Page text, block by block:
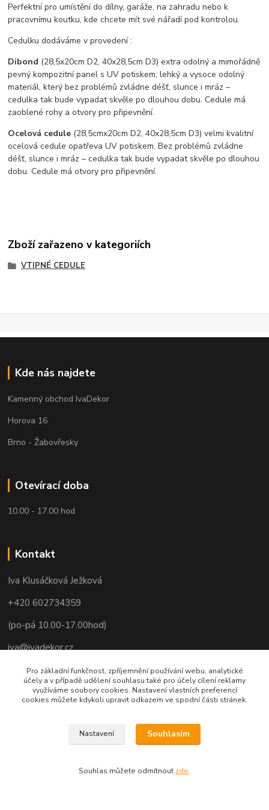
Perfektní pro umístění do dílny, garáže, na zahradu nebo k
pracovnímu koutku, kde chcete mít své nářadí pod kontrolou.
Cedulku dodáváme v provedení :
Dibond (28,5x20cm D2, 40x28,5cm D3) extra odolný a mimořádně
pevný kompozitní panel s UV potiskem, lehký a vysoce odolný
materiál, který bez problémů zvládne déšť, slunce i mráz –
cedulka tak bude vypadat skvěle po dlouhou dobu. Cedule má
zaoblené rohy a otvory pro připevnění.
Ocelová cedule (28,5cmx20cm D2, 40x28,5cm D3) velmi kvalitní
ocelová cedule opatřeva UV potiskem. Bez problémů zvládne
déšť, slunce i mráz – cedulka tak bude vypadat skvěle po dlouhou
dobu. Cedule má otvory pro připevnění.
Zboží zařazeno v kategoriích
VTIPNÉ CEDULE
Kde nás najdete
Kamenný obchod IvaDekor
Horova 16
Brno - Žabovřesky
Otevírací doba
10.00 - 17.00 hod
Kontakt
Iva Klusáčková Ježková
+420 602734359
(po-pá 10.00-17.00hod)
iva@ivadekor.cz
Pro základní funkčnost, zpříjemnění používání webu, analytické
účely a v případě udělení souhlasu také pro účely cílení reklamy
využíváme soubory cookies. Nastavení vlastních preferencí
cookies můžete kdykoli upravit odkazem ve spodní části stránek.
Nastavení Souhlasím
Souhlas můžete odmítnout zde.